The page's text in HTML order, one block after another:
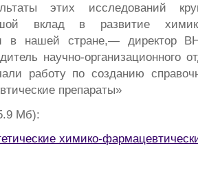
этих исследований
вклад в развитие химико-
в нашей стране,—
научно-организационного
работу по созданию
препараты»
Мб):
химико-